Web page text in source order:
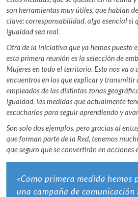
son herramientas muy útiles, que hablan
clave: corresponsabilidad, algo esencial si
igualdad sea real.
Otra de la iniciativa que ya hemos puesto
esta primera reunión es la selección de
Mujeres en todo el territorio. Esto nos va a
encuentros en los que explicar y transmitir
empleados de las distintas zonas
igualdad, las medidas que actualmente
escucharlos para seguir aprendiendo y
Son solo dos ejemplos, pero gracias al
que forman parte de la Red, tenemos
que seguro que se convertirán en acciones
«Como primera medida hemos
una campaña de